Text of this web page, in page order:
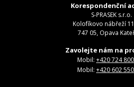
Korespondenční
S-PRASEK s.r.o.
Kolofíkovo nábřeží
747 05, Opava
Zavolejte nám na
Mobil: +420 724
Mobil: +420 602